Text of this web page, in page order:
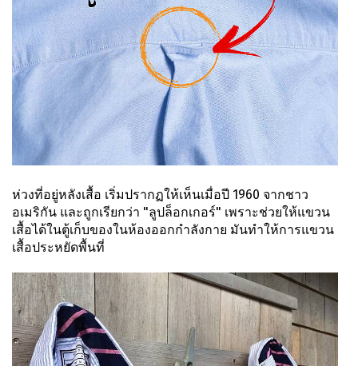
ห่วงที่อยู่หลังเสื้อ เริ่มปรากฏให้เห็นเมื่อปี 1960 จากชาว
อเมริกัน และถูกเรียกว่า "ลูปล็อกเกอร์" เพราะช่วยให้แขวน
เสื้อได้ในตู้เก็บของในห้องออกกำลังกาย มันทำให้การแขวน
เสื้อประหยัดพื้นที่